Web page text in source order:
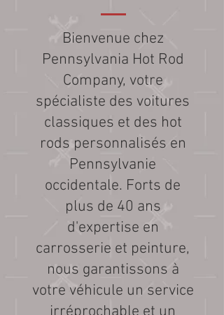
Bienvenue chez
Pennsylvania Hot Rod
Company, votre
spécialiste des voitures
classiques et des hot
rods personnalisés en
Pennsylvanie
occidentale. Forts de
plus de 40 ans
d'expertise en
carrosserie et peinture,
nous garantissons à
votre véhicule un service